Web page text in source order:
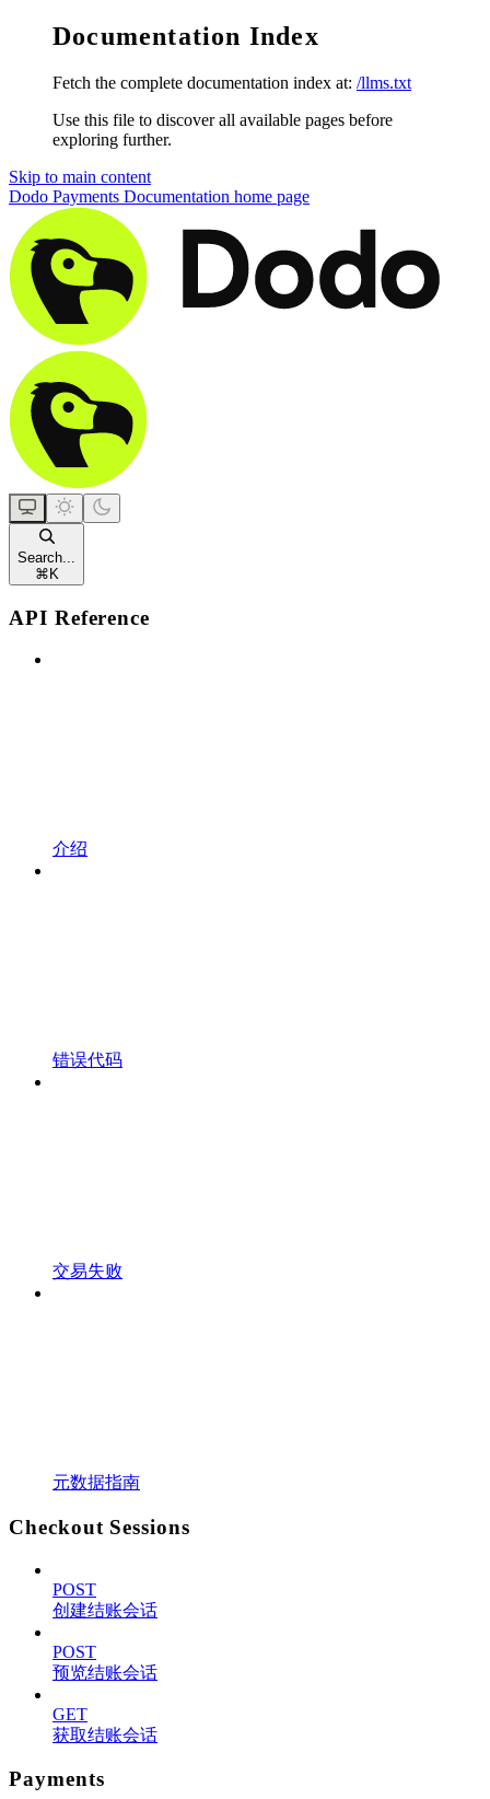
Documentation Index
Fetch the complete documentation index at: /llms.txt
Use this file to discover all available pages before
exploring further.
Skip to main content
Dodo Payments Documentation home page
Search...
⌘ K
API Reference
介绍
错误代码
交易失败
元数据指南
Checkout Sessions
POST
创建结账会话
POST
预览结账会话
GET
获取结账会话
Payments